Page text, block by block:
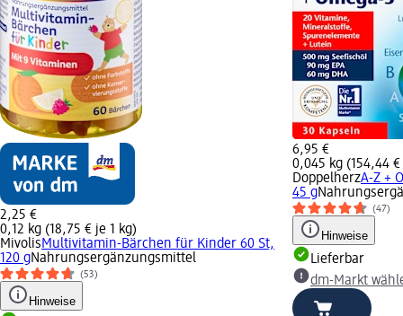
2,25 €
0,12 kg (18,75 € je 1 kg)
MivolisMultivitamin-Bärchen für Kinder 60 St,
120 gNahrungsergänzungsmittel
(53)
Hinweise
6,95 €
0,045 kg (154,44 €
DoppelherzA-Z +
45 g
(47)
Hinweise
Lieferbar
dm-Markt